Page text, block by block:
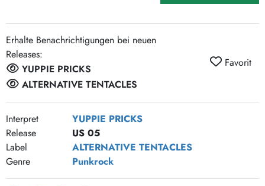
Erhalte Benachrichtigungen bei neuen
Releases:
YUPPIE PRICKS
ALTERNATIVE TENTACLES
Favorit
Interpret
YUPPIE PRICKS
Release
US 05
Label
ALTERNATIVE TENTACLES
Genre
Punkrock